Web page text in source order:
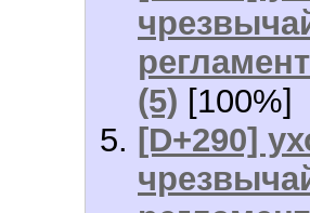
(5) [100%]
[D+290]